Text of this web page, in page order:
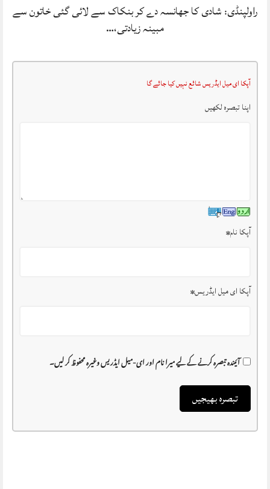
راولپنڈی: شادی کا جھانسہ دے کر بنکاک سے لائی گئی خاتون سے
مبینہ زیادتی،…
آپکا ای میل ایڈریس شائع نہیں کیا جائے گا
اپنا تبصرہ لکھیں
آپکا نام*
آپکا ای میل ایڈریس*
آئیندہ تبصرہ کرنے کے لیے میرا نام اور ای-میل ایڈریس وغیرہ محفوظ کر لیں۔